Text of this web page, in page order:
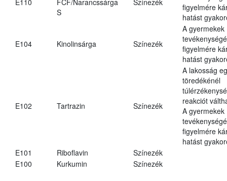
S
figyelmére
hatást
E104 Kinolinsárga Színezék
A gyermekek
figyelmére
hatást
E102 Tartrazin Színezék
A lakosság
töredékénél
reakciót
A gyermekek
figyelmére
hatást
E101
Riboflavin
Színezék
E100
Kurkumin Színezék